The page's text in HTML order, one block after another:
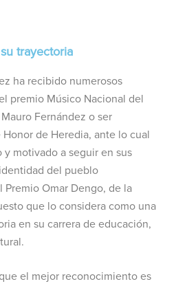
trayectoria
ha recibido numerosos
premio Músico Nacional del
Fernández o ser
de Heredia, ante lo cual
motivado a seguir en sus
del pueblo
Premio Omar Dengo, de la
que lo considera como una
en su carrera de educación,
el mejor reconocimiento es